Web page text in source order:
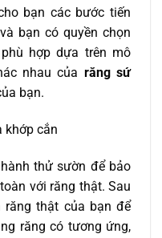
bạn các bước tiến
bạn có quyền chọn
hợp dựa trên mô
nhau của răng sứ
bạn.
khớp cắn
thử sườn để bảo
với răng thật. Sau
thật của bạn để
răng có tương ứng,